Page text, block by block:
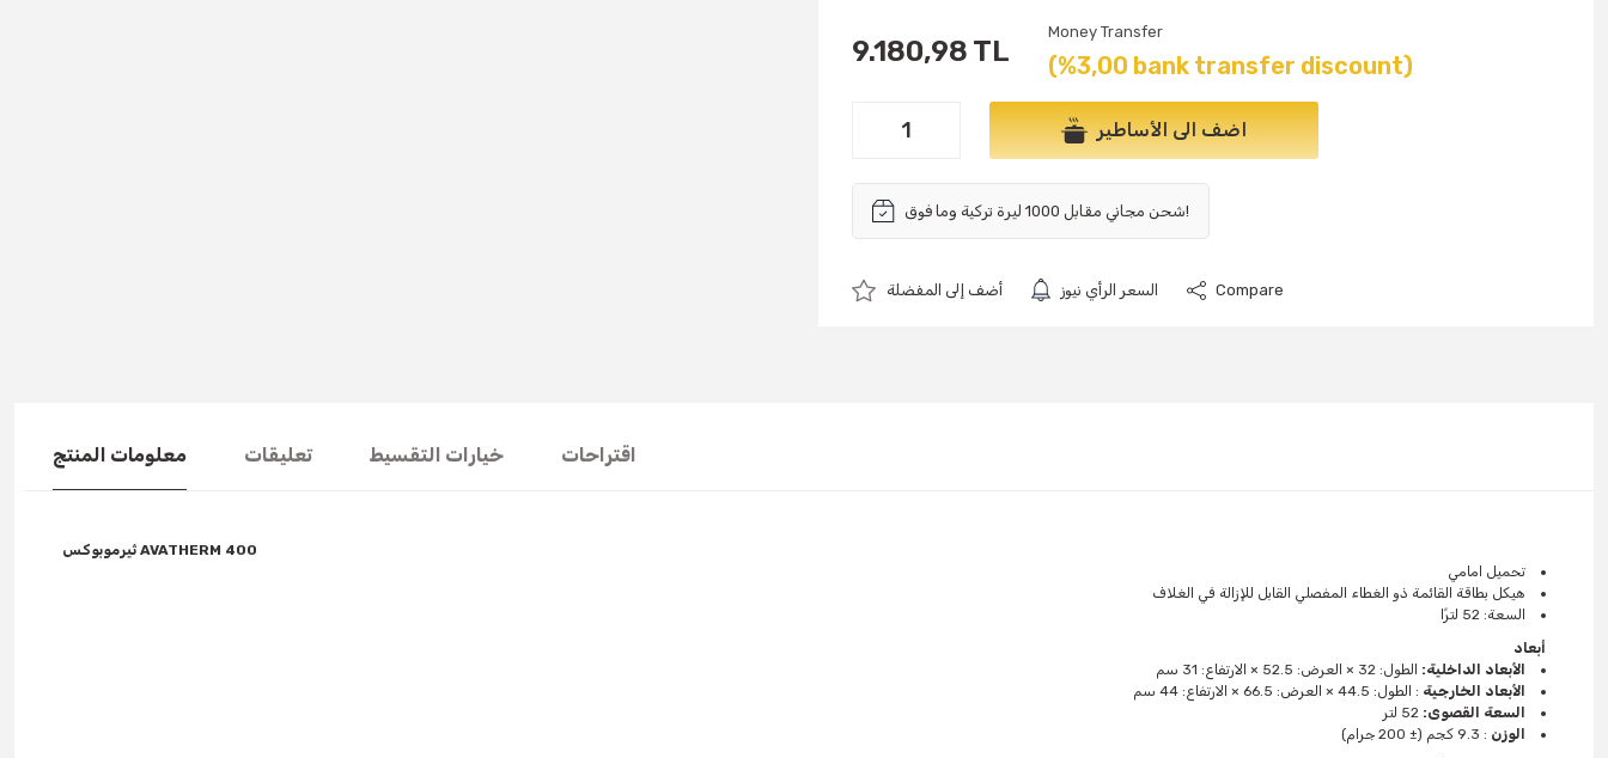
9.180,98 TL
Money Transfer
(%3,00 bank transfer discount)
اضف الى الأساطير
شحن مجاني مقابل 1000 ليرة تركية وما فوق!
السعر الرأي نيوز Compare
معلومات المنتج تعليقات خيارات التقسيط اقتراحات
ثيرموبوكس AVATHERM 400
تحميل امامي
هيكل بطاقة القائمة ذو الغطاء المفصلي القابل للإزالة في الغلاف
السعة: 52 لترًا
أبعاد
الأبعاد الداخلية: الطول: 32 × العرض: 52.5 × الارتفاع: 31 سم
الأبعاد الخارجية : الطول: 44.5 × العرض: 66.5 × الارتفاع: 44 سم
السعة القصوى:
الوزن : 9.3 كجم (± 200 جرام)